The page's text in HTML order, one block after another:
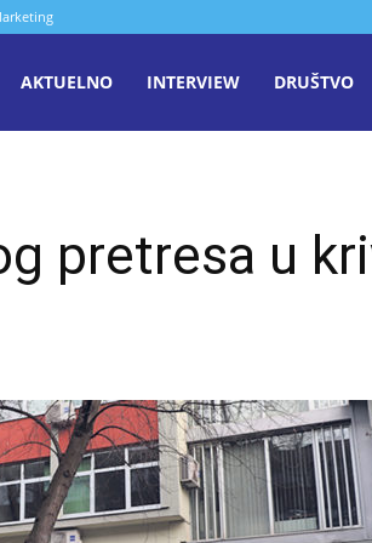
AKTUELNO INTERVIEW DRUŠTVO
pretresa u